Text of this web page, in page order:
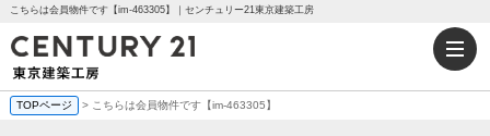
こちらは会員物件です【im-463305】｜センチュリー21東京建築工房
TOPページ > こちらは会員物件です【im-463305】